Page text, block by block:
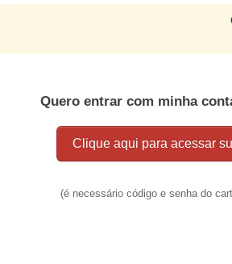
Quero entrar com minha
Clique aqui para acessar
(é necessário código e senha do